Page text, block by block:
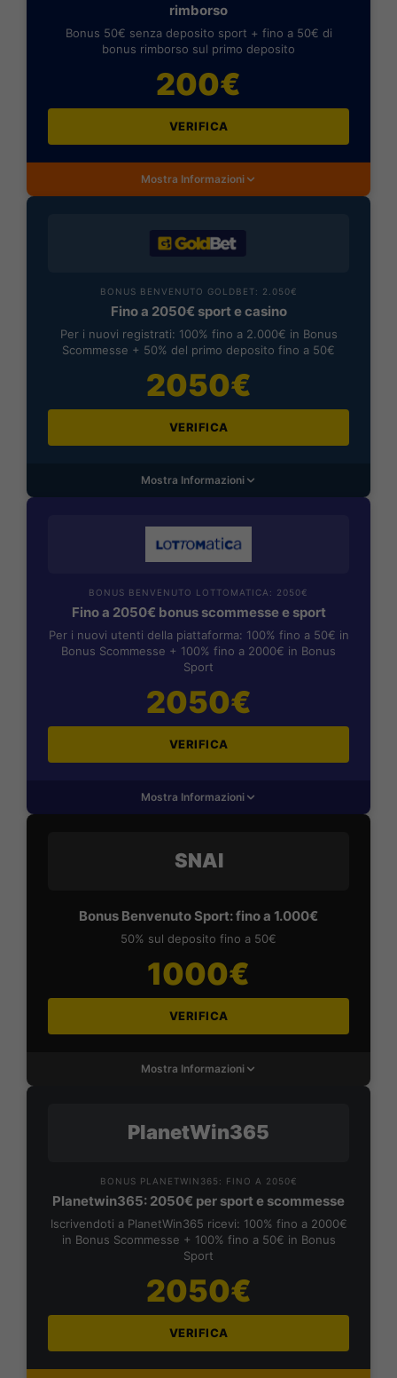
rimborso
Bonus 50€ senza deposito sport + fino a 50€ di
bonus rimborso sul primo deposito
200€
VERIFICA
Mostra Informazioni
BONUS BENVENUTO GOLDBET: 2.050€
Fino a 2050€ sport e casino
Per i nuovi registrati: 100% fino a 2.000€ in Bonus
Scommesse + 50% del primo deposito fino a 50€
2050€
VERIFICA
Mostra Informazioni
BONUS BENVENUTO LOTTOMATICA: 2050€
Fino a 2050€ bonus scommesse e sport
Per i nuovi utenti della piattaforma: 100% fino a 50€ in
Bonus Scommesse + 100% fino a 2000€ in Bonus
Sport
2050€
VERIFICA
Mostra Informazioni
SNAI
Bonus Benvenuto Sport: fino a 1.000€
50% sul deposito fino a 50€
1000€
VERIFICA
Mostra Informazioni
PlanetWin365
BONUS PLANETWIN365: FINO A 2050€
Planetwin365: 2050€ per sport e scommesse
Iscrivendoti a PlanetWin365 ricevi: 100% fino a 2000€
in Bonus Scommesse + 100% fino a 50€ in Bonus
Sport
2050€
VERIFICA